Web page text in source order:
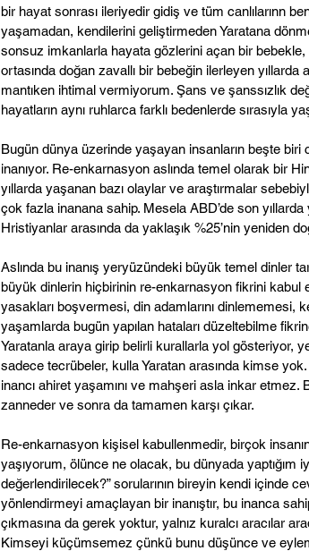
bir hayat sonrası ileriyedir gidiş ve tüm canlılarınn
yaşamadan, kendilerini geliştirmeden Yaratana
sonsuz imkanlarla hayata gözlerini açan bir bebekle,
ortasında doğan zavallı bir bebeğin ilerleyen yıllarda
mantıken ihtimal vermiyorum. Şans ve şanssızlık
hayatların aynı ruhlarca farklı bedenlerde sırasıyla
Bugün dünya üzerinde yaşayan insanların beşte biri
inanıyor. Re-enkarnasyon aslında temel olarak bir
yıllarda yaşanan bazı olaylar ve araştırmalar
çok fazla inanana sahip. Mesela ABD’de son
Hristiyanlar arasında da yaklaşık %25’nin yeniden
Aslında bu inanış yeryüzündeki büyük temel dinler
büyük dinlerin hiçbirinin re-enkarnasyon fikrini kabul
yasakları boşvermesi, din adamlarını dinlememesi,
yaşamlarda bugün yapılan hataları düzeltebilme
Yaratanla araya girip belirli kurallarla yol gösteriyor,
sadece tecrübeler, kulla Yaratan arasında kimse
inancı ahiret yaşamını ve mahşeri asla inkar
zanneder ve sonra da tamamen karşı çıkar.
Re-enkarnasyon kişisel kabullenmedir, birçok
yaşıyorum, ölünce ne olacak, bu dünyada yaptığım
değerlendirilecek?” sorularının bireyin kendi içinde
yönlendirmeyi amaçlayan bir inanıştır, bu inanca
çıkmasına da gerek yoktur, yalnız kuralcı aracılar
Kimseyi küçümsemez çünkü bunu düşünce ve